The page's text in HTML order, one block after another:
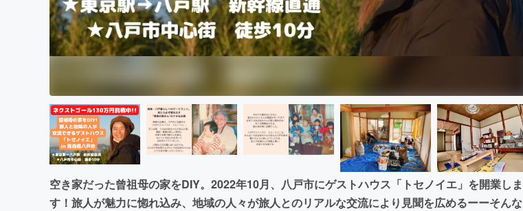
空き家だった曾祖母の家をDIY。2022年10月、八戸市にゲストハウス「トセノイエ」を開業しま
す！旅人が魅力に惚れ込み、地域の人々が旅人とのリアルな交流により見聞を広めるーーそんな